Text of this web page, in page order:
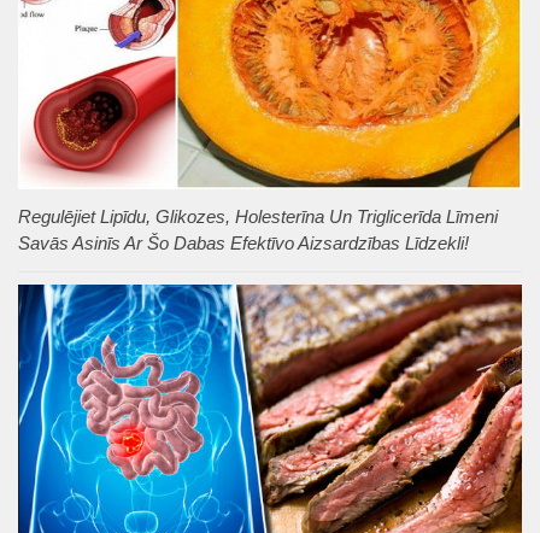
Regulējiet Lipīdu, Glikozes, Holesterīna Un Triglicerīda Līmeni
Savās Asinīs Ar Šo Dabas Efektīvo Aizsardzības Līdzekli!